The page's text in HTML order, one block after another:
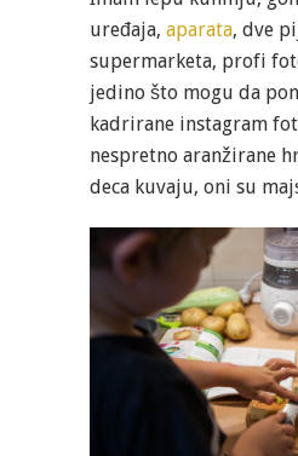
uređaja, aparata, dve
supermarketa, profi
jedino što mogu da
kadrirane instagram
nespretno aranžirane
deca kuvaju, oni su